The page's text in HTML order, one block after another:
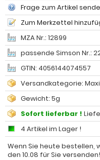
Frage zum Artikel
Zum Merkzettel
MZA Nr.: 12899
passende Simson Nr.:
GTIN: 4056144074557
Versandkategorie:
Gewicht: 5g
Sofort lieferbar !
4 Artikel im Lager !
Wenn Sie heute bestellen,
den 10.08 für Sie versenden!